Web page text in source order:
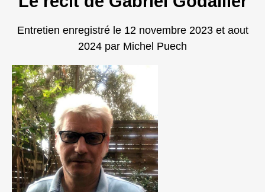
Entretien enregistré le 12 novembre 2023 et aout
2024 par Michel Puech